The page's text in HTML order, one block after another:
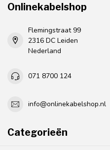
Onlinekabelshop
Flemingstraat 99
2316 DC Leiden
Nederland
071 8700 124
info@onlinekabelshop.nl
Categorieën